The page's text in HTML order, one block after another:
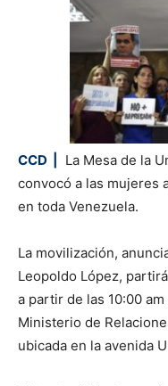
CCD |
La Mesa de la
convocó a las mujeres
en toda Venezuela.
La movilización,
Leopoldo López,
a partir de las 10:00
Ministerio de
ubicada en la avenida